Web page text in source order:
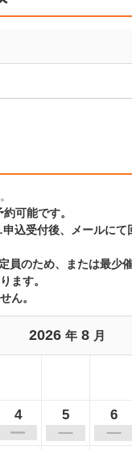
可能です。
込受付後、メールにて
員のため、または最少
ます。
ん。
2026 年8 月
4 5 6